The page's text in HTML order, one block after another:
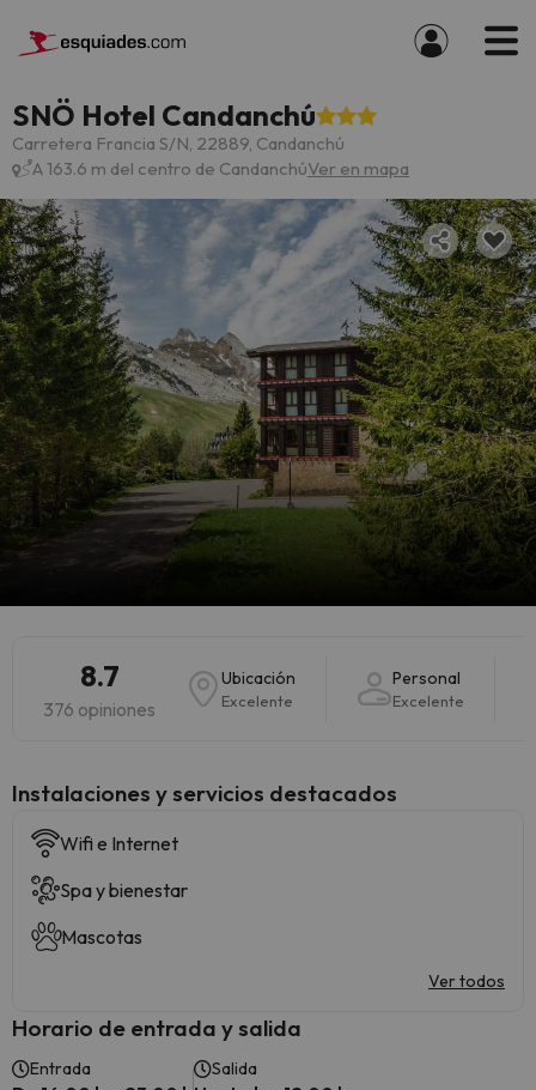
SNÖ Hotel Candanchú
Carretera Francia S/N, 22889, Candanchú
A 163.6 m del centro de CandanchúVer en mapa
8.7
376 opiniones
Ubicación
Excelente
Personal
Excelente
Instalaciones y servicios destacados
Wifi e Internet
Spa y bienestar
Mascotas
Ver todos
Horario de entrada y salida
Entrada Salida